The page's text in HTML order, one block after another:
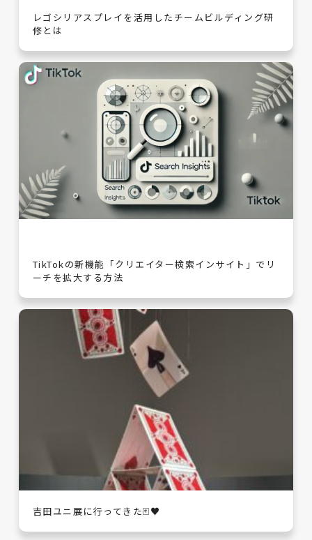
レゴシリアスプレイを活用したチームビルディング研
修とは
TikTokの新機能「クリエイター検索インサイト」でリ
ーチを拡大する方法
吉田ユニ展に行ってきた🃏♥️